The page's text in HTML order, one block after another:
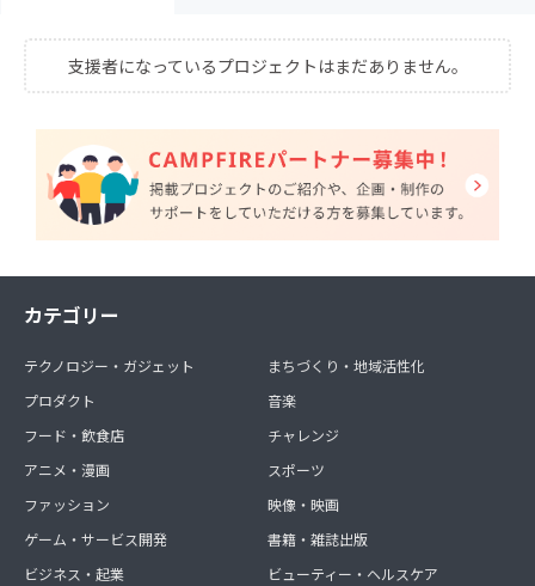
支援者になっているプロジェクトはまだありません。
カテゴリー
テクノロジー・ガジェット
プロダクト
フード・飲食店
アニメ・漫画
ファッション
ゲーム・サービス開発
ビジネス・起業
まちづくり・地域活性化
音楽
チャレンジ
スポーツ
映像・映画
書籍・雑誌出版
ビューティー・ヘルスケア